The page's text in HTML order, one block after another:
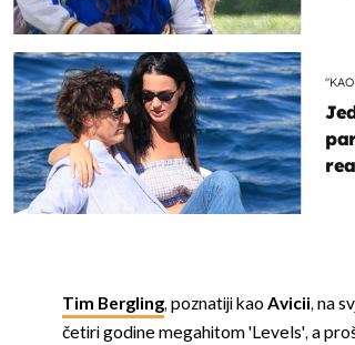
Tim Bergling, poznatiji kao Avicii, na
četiri godine megahitom 'Levels', a